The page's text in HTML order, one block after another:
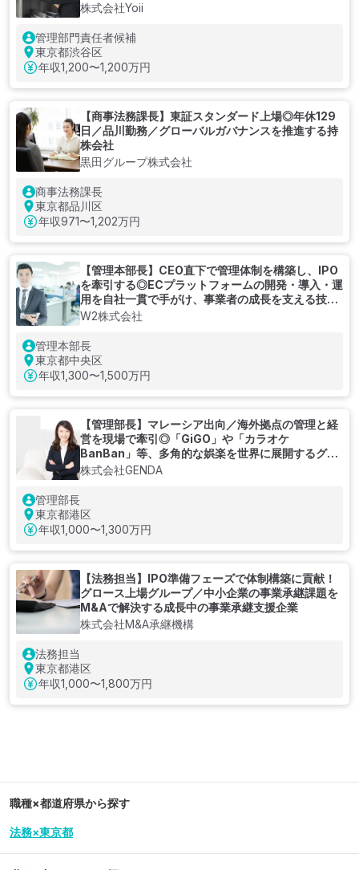
株式会社Yoii
管理部門責任者候補
東京都渋谷区
年収1,200〜1,200万円
【商事法務課長】東証スタンダード上場◎年休129
日／品川勤務／グローバルガバナンスを推進する持
株会社
黒田グループ株式会社
商事法務課長
東京都品川区
年収971〜1,202万円
【管理本部長】CEO直下で管理体制を構築し、IPO
を牽引する◎ECプラットフォームの開発・導入・運
用を自社一貫で手がけ、事業者の成長を支える技術
力特化型企業
W2株式会社
管理本部長
東京都中央区
年収1,300〜1,500万円
【管理部長】マレーシア出向／海外拠点の管理と経
営を現場で牽引◎「GiGO」や「カラオケ
BanBan」等、多角的な娯楽を世界に展開するグロ
ース上場企業
株式会社GENDA
管理部長
東京都港区
年収1,000〜1,300万円
【法務担当】IPO準備フェーズで体制構築に貢献！
グロース上場グループ／中小企業の事業承継課題を
M&Aで解決する成長中の事業承継支援企業
株式会社M&A承継機構
法務担当
東京都港区
年収1,000〜1,800万円
職種×都道府県から探す
法務×東京都